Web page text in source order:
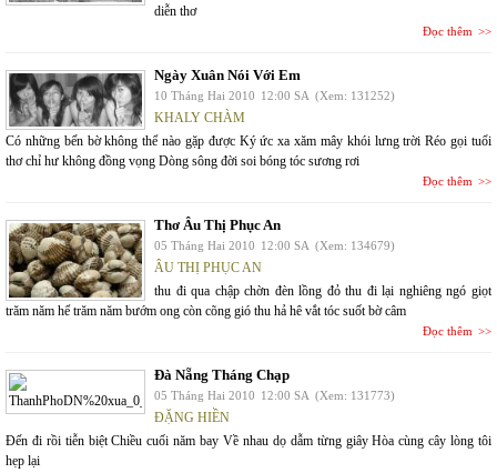
diễn thơ
Đọc thêm
Ngày Xuân Nói Với Em
10 Tháng Hai 2010 12:00 SA (Xem: 131252)
KHALY CHÀM
Có những bến bờ không thể nào gặp được Ký ức xa xăm mây khói lưng trời Réo gọi tuổi
thơ chỉ hư không đồng vọng Dòng sông đời soi bóng tóc sương rơi
Đọc thêm
Thơ Âu Thị Phục An
05 Tháng Hai 2010 12:00 SA (Xem: 134679)
ÂU THỊ PHỤC AN
thu đi qua chập chờn đèn lồng đỏ thu đi lại nghiêng ngó giọt
trăm năm hể trăm năm bướm ong còn cõng gió thu hả hê vắt tóc suốt bờ câm
Đọc thêm
Đà Nẵng Tháng Chạp
05 Tháng Hai 2010 12:00 SA (Xem: 131773)
ĐẶNG HIỀN
Đến đi rồi tiễn biệt Chiều cuối năm bay Về nhau dọ dẫm từng giây Hòa cùng cây lòng tôi
hẹp lại